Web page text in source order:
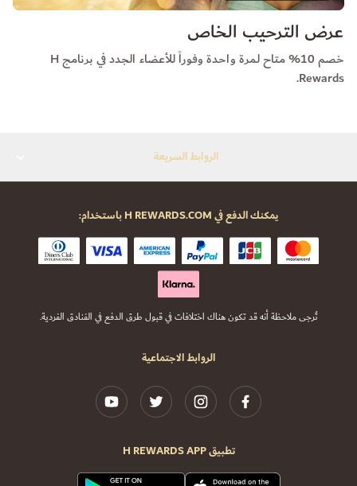
عرض الترحيب الخاص
خصم 10% متاح لمرة واحدة وفوراً للأعضاء الجدد في برنامج H
Rewards.
الروابط السريعة
الروابط الاجتماعية
تطبيق H REWARDS APP
يمكنك الدفع في H REWARDS.COM باستخدام:
تُرجى ملاحظة أنه قد تكون هناك اختلافات في قبول طرق الدفع في الفنادق الفردية.